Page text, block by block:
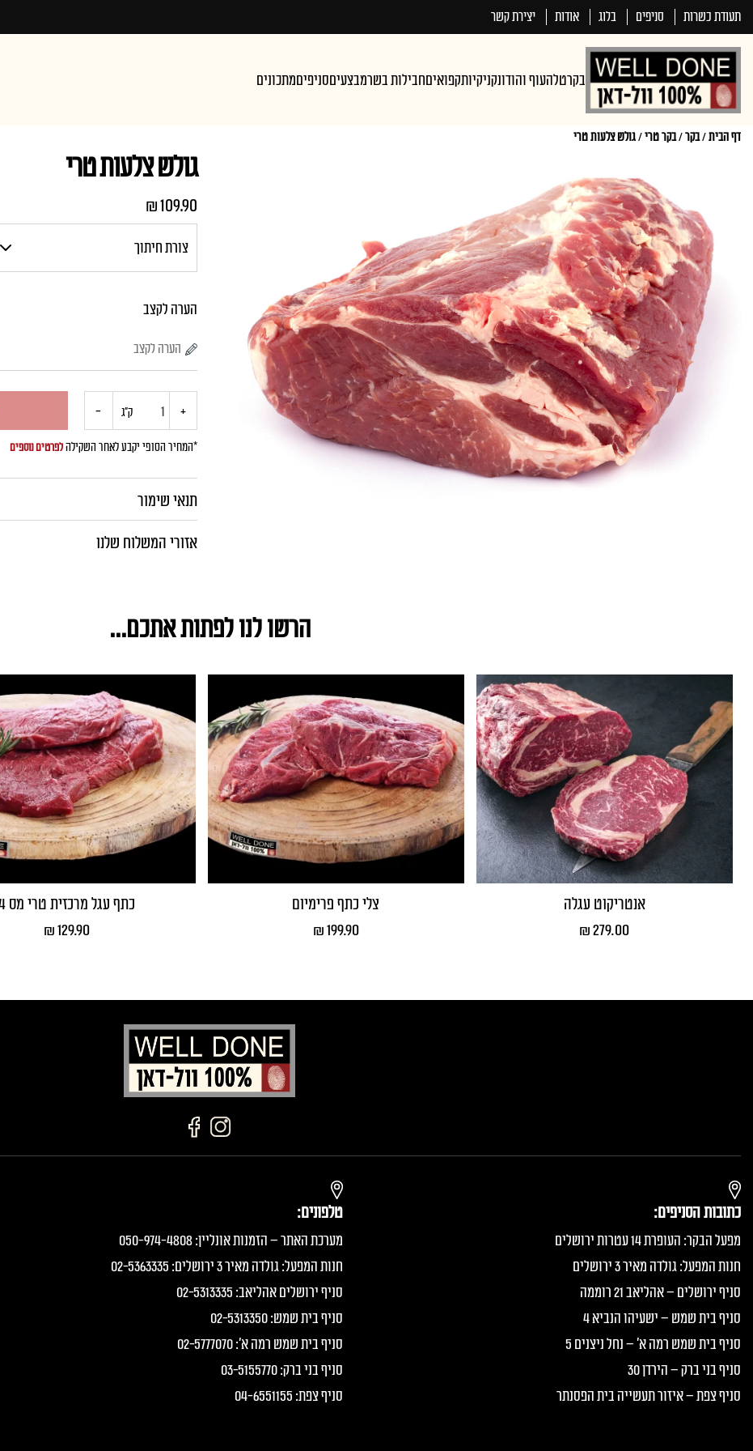
תעודת כשרות סניפים בלוג אודות יצירת קשר
בקרטלהעוף והודונקניקיותקפואיםחבילות בשרמבצעיםסניפיםמתכונים
דף הבית/בקר/בקר טרי/גולש צלעות טרי
גולש צלעות טרי
₪109.90
הערה לקצב
+ כמות
של
גולש
צלעות
ק"ג -
*המחיר הסופי יקבע לאחר השקילהלפרטים נוספים
תנאי שימור
אזורי המשלוח שלנו
הרשו לנו לפתות אתכם...
אנטריקוט עגלה
₪279.00
צלי כתף פרימיום
₪199.90
כתף עגל מרכזית טרי מס 4
₪129.90
כתובות הסניפים:
מפעל הבקר: העופרת 14 עטרות ירושלים
חנות המפעל: גולדה מאיר 3 ירושלים
סניף ירושלים – אהליאב 21 רוממה
סניף בית שמש – ישעיהו הנביא 4
סניף בית שמש רמה א׳ – נחל ניצנים 5
סניף בני ברק – הירדן 30
סניף צפת – איזור תעשייה בית הפסנתר
טלפונים:
מערכת האתר – הזמנות אונליין: 050-974-4808
חנות המפעל: גולדה מאיר 3 ירושלים: 02-5363335
סניף ירושלים אהליאב: 02-5313335
סניף בית שמש: 02-5313350
סניף בית שמש רמה א׳: 02-5777070
סניף בני ברק: 03-5155770
סניף צפת: 04-6551155